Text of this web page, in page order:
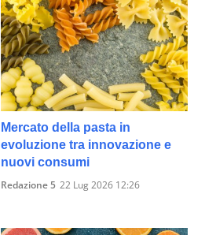
Mercato della pasta in
evoluzione tra innovazione e
nuovi consumi
Redazione 5 22 Lug 2026 12:26